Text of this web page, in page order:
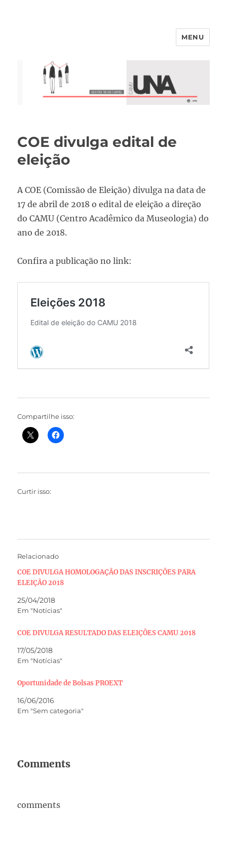
MENU
COE divulga edital de
eleição
A COE (Comissão de Eleição) divulga na data de
17 de abril de 2018 o edital de eleição a direção
do CAMU (Centro Acadêmico da Museologia) do
ano de 2018.
Confira a publicação no link:
Compartilhe isso:
Curtir isso:
Relacionado
COE DIVULGA HOMOLOGAÇÃO DAS INSCRIÇÕES PARA
ELEIÇÃO 2018
25/04/2018
Em "Notícias"
COE DIVULGA RESULTADO DAS ELEIÇÕES CAMU 2018
17/05/2018
Em "Notícias"
Oportunidade de Bolsas PROEXT
16/06/2016
Em "Sem categoria"
Comments
comments